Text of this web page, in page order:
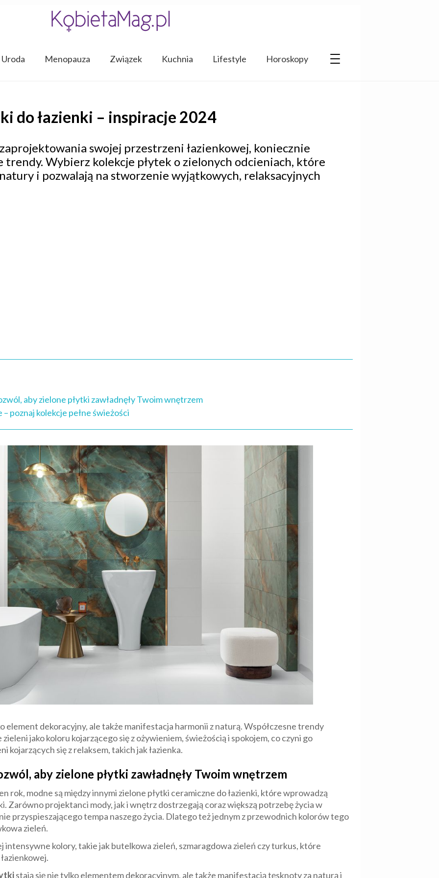
Uroda Menopauza Związek Kuchnia Lifestyle Horoskopy
do łazienki – inspiracje 2024
swojej przestrzeni łazienkowej, koniecznie
trendy. Wybierz kolekcje płytek o zielonych odcieniach, które
i pozwalają na stworzenie wyjątkowych, relaksacyjnych
aby zielone płytki zawładnęły Twoim wnętrzem
poznaj kolekcje pełne świeżości
element dekoracyjny, ale także manifestacja harmonii z naturą. Współczesne trendy
jako koloru kojarzącego się z ożywieniem, świeżością i spokojem, co czyni go
kojarzących się z relaksem, takich jak łazienka.
aby zielone płytki zawładnęły Twoim wnętrzem
rok, modne są między innymi zielone płytki ceramiczne do łazienki, które wprowadzą
Zarówno projektanci mody, jak i wnętrz dostrzegają coraz większą potrzebę życia w
przyspieszającego tempa naszego życia. Dlatego też jednym z przewodnich kolorów tego
zieleń.
intensywne kolory, takie jak butelkowa zieleń, szmaragdowa zieleń czy turkus, które
stają się nie tylko elementem dekoracyjnym, ale także manifestacją tęsknoty za naturą i